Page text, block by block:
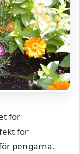
för
för
pengarna.